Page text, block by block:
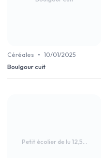
Céréales • 10/01/2025
Boulgour cuit
Petit écolier de lu 12,5...